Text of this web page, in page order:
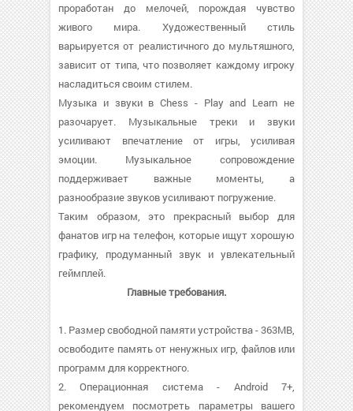
проработан до мелочей, порождая чувство
живого мира. Художественный стиль
варьируется от реалистичного до мультяшного,
зависит от типа, что позволяет каждому игроку
насладиться своим стилем.
Музыка и звуки в Chess - Play and Learn не
разочарует. Музыкальные треки и звуки
усиливают впечатление от игры, усиливая
эмоции. Музыкальное сопровождение
поддерживает важные моменты, а
разнообразие звуков усиливают погружение.
Таким образом, это прекрасный выбор для
фанатов игр на телефон, которые ищут хорошую
графику, продуманный звук и увлекательный
геймплей.
Главные требования.
1. Размер свободной памяти устройства - 363MB,
освободите память от ненужных игр, файлов или
программ для корректного.
2. Операционная система - Android 7+,
рекомендуем посмотреть параметры вашего